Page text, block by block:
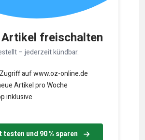
freischalten
– jederzeit kündbar.
auf www.oz-online.de
Artikel pro Woche
inklusive
und 90 % sparen